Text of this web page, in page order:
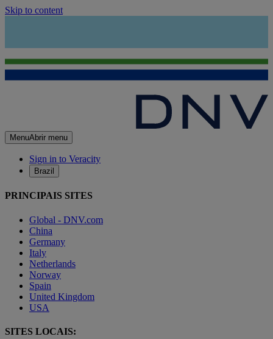
Skip to content
MenuAbrir menu
Sign in to Veracity
Brazil
PRINCIPAIS SITES
Global - DNV.com
China
Germany
Italy
Netherlands
Norway
Spain
United Kingdom
USA
SITES LOCAIS: